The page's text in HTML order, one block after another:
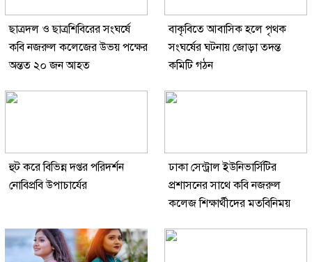
ছাত্রদল ও ছাত্রশিবিরের সংঘর্ষে
কবি নজরুল কলেজের উভয় পক্ষের
অন্তত ২০ জন আহত
বাকৃবিতে আবাসিক হলে পৃথক
সংঘর্ষের ঘটনায় জোড়া তদন্ত
কমিটি গঠন
হুট করে বিভিন্ন দপ্তর পরিদর্শন
নোবিপ্রবি উপাচার্যের
ঢাকা সেন্ট্রাল ইউনিভার্সিটির
প্রশাসনের সাথে কবি নজরুল
কলেজ শিক্ষার্থীদের মতবিনিময়